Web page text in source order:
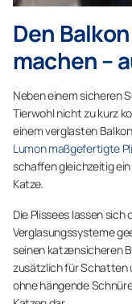
Den
machen –
Neben einem sicheren
Tierwohl nicht zu kurz
einem verglasten
Lumon maßgefertigte
schaffen gleichzeitig
Katze.
Die Plissees lassen
Verglasungssysteme
seinen katzensicheren
zusätzlich für Schatten
ohne hängende